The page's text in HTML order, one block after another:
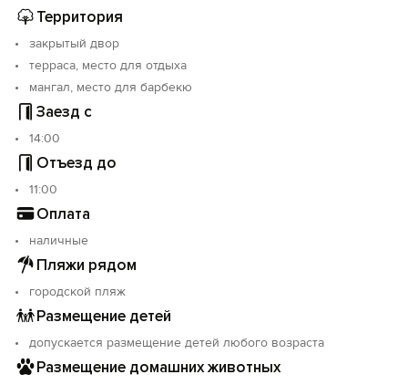
забронировать. Если вдруг освободятся Ваши даты -
я Вам напишу.
Жду вас!
Территория
закрытый двор
терраса, место для отдыха
мангал, место для барбекю
Заезд с
14:00
Отъезд до
11:00
Оплата
наличные
Пляжи рядом
городской пляж
Размещение детей
допускается размещение детей любого возраста
Размещение домашних животных